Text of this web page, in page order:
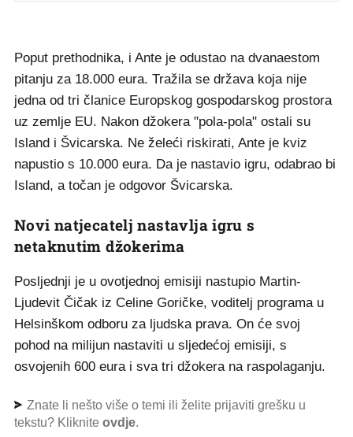
Poput prethodnika, i Ante je odustao na dvanaestom
pitanju za 18.000 eura. Tražila se država koja nije
jedna od tri članice Europskog gospodarskog prostora
uz zemlje EU. Nakon džokera "pola-pola" ostali su
Island i Švicarska. Ne želeći riskirati, Ante je kviz
napustio s 10.000 eura. Da je nastavio igru, odabrao bi
Island, a točan je odgovor Švicarska.
Novi natjecatelj nastavlja igru s
netaknutim džokerima
Posljednji je u ovotjednoj emisiji nastupio Martin-
Ljudevit Čičak iz Celine Goričke, voditelj programa u
Helsinškom odboru za ljudska prava. On će svoj
pohod na milijun nastaviti u sljedećoj emisiji, s
osvojenih 600 eura i sva tri džokera na raspolaganju.
Znate li nešto više o temi ili želite prijaviti grešku u
tekstu? Kliknite ovdje.